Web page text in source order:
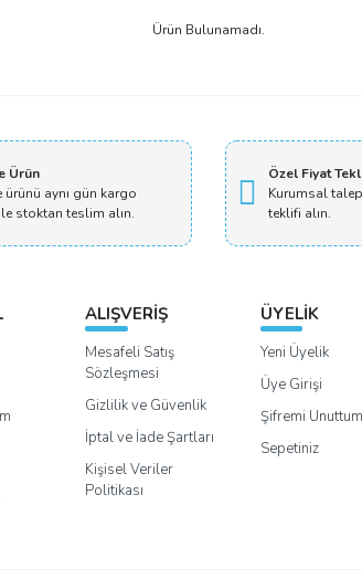
Ürün Bulunamadı.
Ürün
ürünü aynı gün kargo
stoktan teslim alın.
Özel Fiyat
Kurumsal
teklifi alın.
ALIŞVERİŞ
Mesafeli Satış
Sözleşmesi
Gizlilik ve Güvenlik
İptal ve İade Şartları
Kişisel Veriler
Politikası
ÜYELİK
Yeni Üyelik
Üye Girişi
Şifremi Unuttum
Sepetiniz